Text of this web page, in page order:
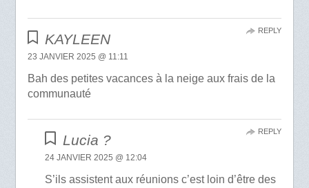
KAYLEEN
23 JANVIER 2025 @ 11:11
Bah des petites vacances à la neige aux frais de la
communauté
REPLY
Lucia ?
24 JANVIER 2025 @ 12:04
S’ils assistent aux réunions c’est loin d’être des
REPLY